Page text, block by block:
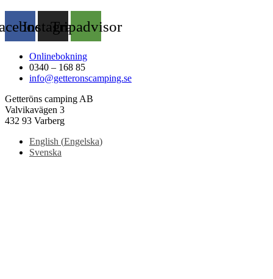
Instagram
Tripadvisor
Onlinebokning
0340 – 168 85
info@getteronscamping.se
Getteröns camping AB
Valvikavägen 3
432 93 Varberg
English (Engelska)
Svenska